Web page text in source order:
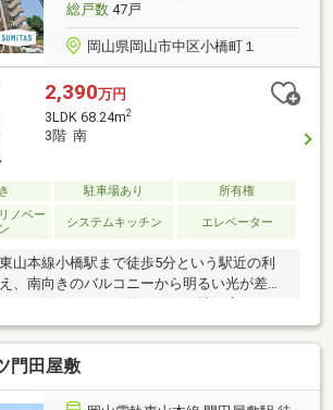
総戸数47戸
岡山県岡山市中区小橋町１
2,390万円
3LDK 68.24m2
3階 南
駐車場あり
所有権
ノベー
システムキッチン エレベーター
山本線小橋駅まで徒歩5分という駅近の利
、南向きのバルコニーから明るい光が差し
は会話が弾むカウンターキッチンを採用
中も家族との一体感を感じられます。各洋
ーゼットが備わり、お部屋をすっきりと保
の高さも魅力です。キッチンや浴室、トイ
門田屋敷